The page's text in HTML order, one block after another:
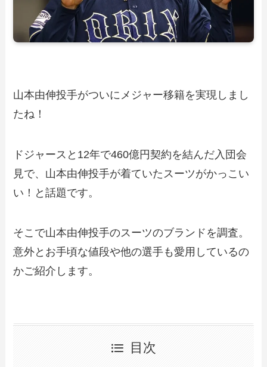
山本由伸投手がついにメジャー移籍を実現しまし
たね！
ドジャースと12年で460億円契約を結んだ入団会
見で、山本由伸投手が着ていたスーツがかっこい
い！と話題です。
そこで山本由伸投手のスーツのブランドを調査。
意外とお手頃な値段や他の選手も愛用しているの
かご紹介します。
目次